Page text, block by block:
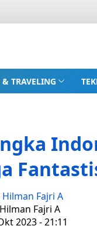
& TRAVELING
Hilman Fajri A
Fajri A
2023 - 21:11